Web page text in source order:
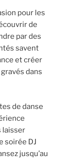
pour les
de
par des
savent
et créer
dans
de danse
laisser
soirée DJ
jusqu’au